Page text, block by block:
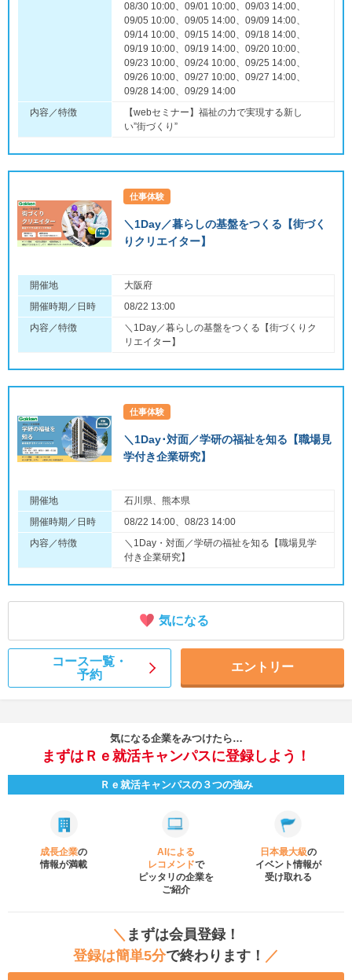
08/30 10:00、09/01 10:00、09/03 14:00、
09/05 10:00、09/05 14:00、09/09 14:00、
09/14 10:00、09/15 14:00、09/18 14:00、
09/19 10:00、09/19 14:00、09/20 10:00、
09/23 10:00、09/24 10:00、09/25 14:00、
09/26 10:00、09/27 10:00、09/27 14:00、
09/28 14:00、09/29 14:00
内容／特徴
【webセミナー】福祉の力で実現する新し
い”街づくり”
仕事体験
＼1Day／暮らしの基盤をつくる【街づく
りクリエイター】
開催地
大阪府
開催時期／日時
08/22 13:00
内容／特徴
＼1Day／暮らしの基盤をつくる【街づくりク
リエイター】
仕事体験
＼1Day･対面／学研の福祉を知る【職場見
学付き企業研究】
開催地
石川県、熊本県
開催時期／日時
08/22 14:00、08/23 14:00
内容／特徴
＼1Day・対面／学研の福祉を知る【職場見学
付き企業研究】
気になる
コース一覧・
予約
エントリー
気になる企業をみつけたら…
まずはＲｅ就活キャンパスに登録しよう！
Ｒｅ就活キャンパスの３つの強み
成長企業の
情報が満載
AIによる
レコメンドで
ピッタリの企業を
ご紹介
日本最大級の
イベント情報が
受け取れる
＼ まずは会員登録！
登録は簡単5分で終わります！ ／